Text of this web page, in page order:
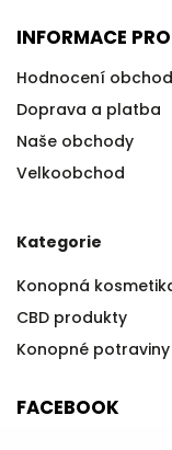
INFORMACE
Hodnocení
Doprava a platba
Naše obchody
Velkoobchod
Kategorie
Konopná
CBD produkty
Konopné potraviny
FACEBOOK